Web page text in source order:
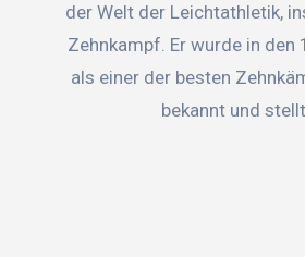
der Welt der Leichtathletik,
Zehnkampf. Er wurde in den
als einer der besten
bekannt und